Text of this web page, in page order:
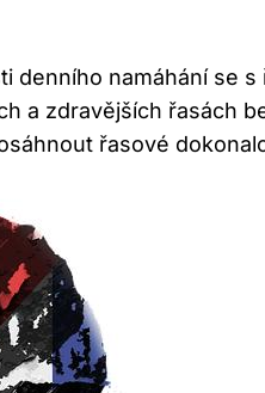
denního namáhání se
a zdravějších řasách
řasové